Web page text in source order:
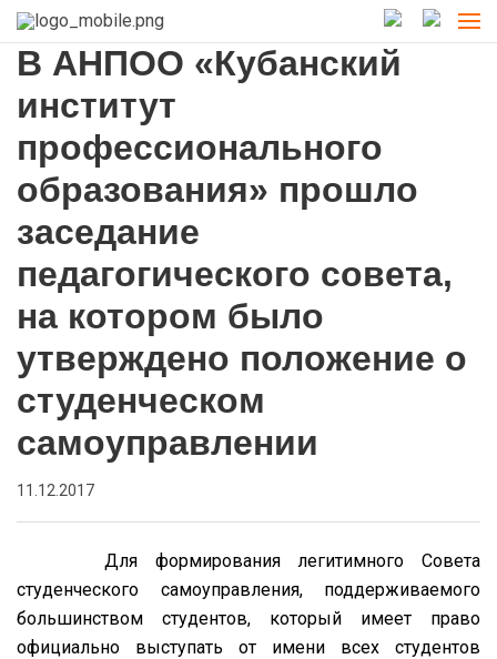
В АНПОО «Кубанский
институт
профессионального
образования» прошло
заседание
педагогического совета,
на котором было
утверждено положение о
студенческом
самоуправлении
11.12.2017
Для формирования легитимного Совета
студенческого самоуправления, поддерживаемого
большинством студентов, который имеет право
официально выступать от имени всех студентов